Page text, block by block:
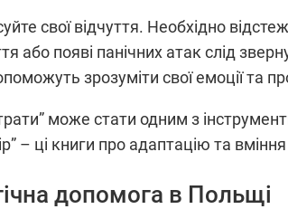
свої відчуття. Необхідно
або появі панічних атак слід
зрозуміти свої емоції та
може стати одним з
– ці книги про адаптацію та
допомога в Польщі